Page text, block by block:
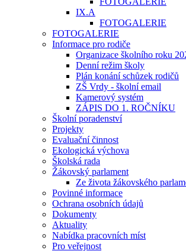
IX.A
FOTOGALERIE
FOTOGALERIE
Informace pro rodiče
Organizace školního roku
Denní režim školy
Plán konání schůzek rodičů
ZŠ Vrdy - školní email
Kamerový systém
ZÁPIS DO 1. ROČNÍKU
Školní poradenství
Projekty
Evaluační činnost
Ekologická výchova
Školská rada
Žákovský parlament
Ze života žákovského
Povinné informace
Ochrana osobních údajů
Dokumenty
Aktuality
Nabídka pracovních míst
Pro veřejnost